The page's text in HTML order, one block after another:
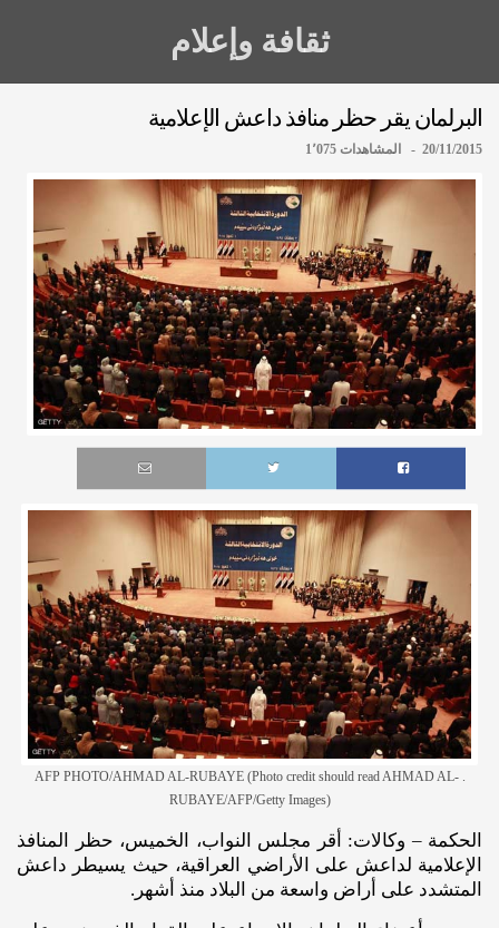
ثقافة وإعلام
البرلمان يقر حظر منافذ داعش الإعلامية
20/11/2015 - المشاهدات 1٬075
. AFP PHOTO/AHMAD AL-RUBAYE (Photo credit should read AHMAD AL-
RUBAYE/AFP/Getty Images)
الحكمة – وكالات: أقر مجلس النواب، الخميس، حظر المنافذ
الإعلامية لداعش على الأراضي العراقية، حيث يسيطر داعش
المتشدد على أراض واسعة من البلاد منذ أشهر.